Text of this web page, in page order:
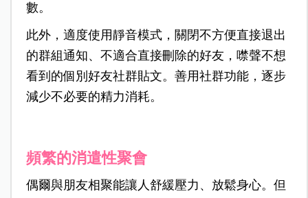
數。
此外，適度使用靜音模式，關閉不方便直接退出
的群組通知、不適合直接刪除的好友，噤聲不想
看到的個別好友社群貼文。善用社群功能，逐步
減少不必要的精力消耗。
頻繁的消遣性聚會
偶爾與朋友相聚能讓人舒緩壓力、放鬆身心。但